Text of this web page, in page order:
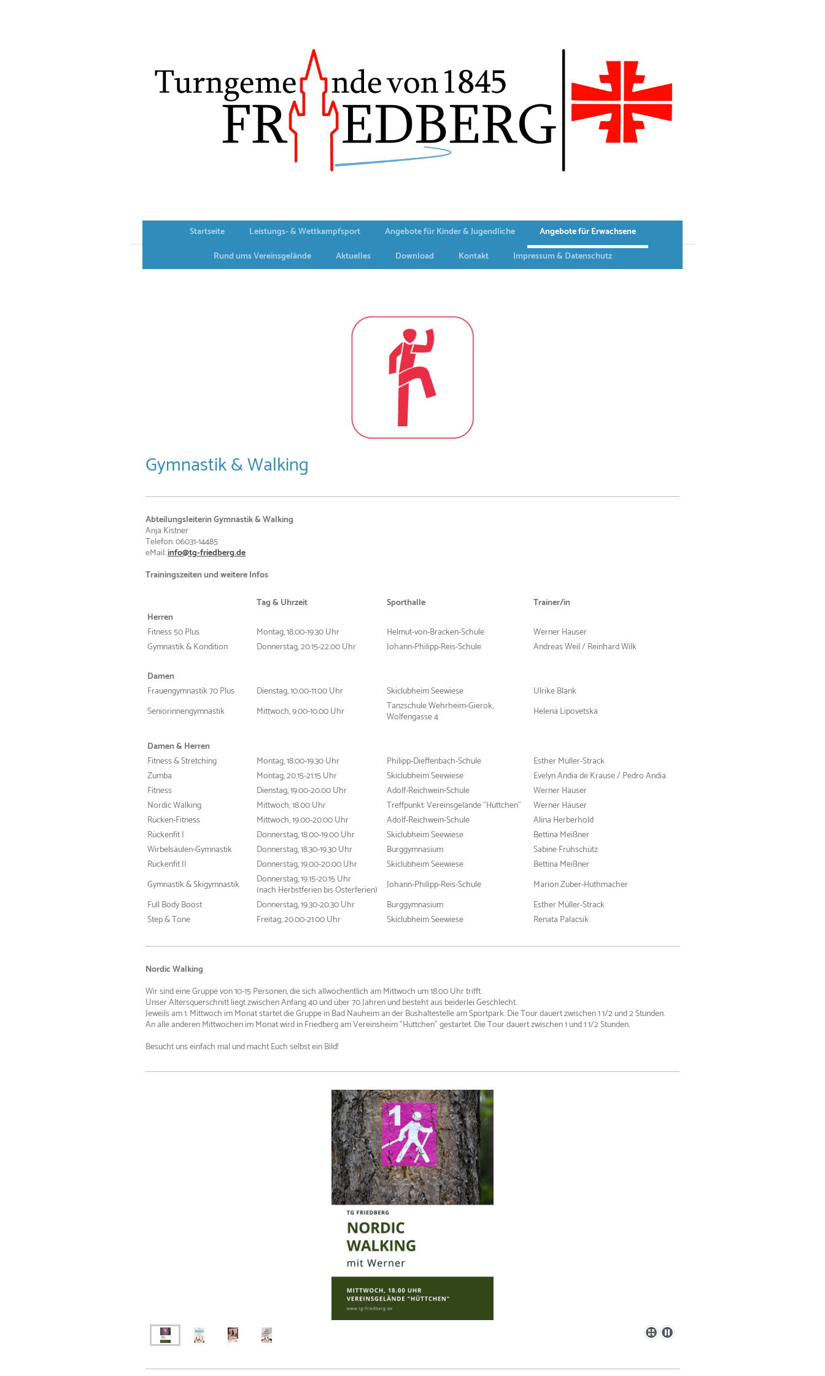
Startseite Leistungs- & Wettkampfsport Angebote für Kinder & Jugendliche
Angebote für Erwachsene
Rund ums Vereinsgelände
Aktuelles Download Kontakt Impressum & Datenschutz
Gymnastik & Walking
Abteilungsleiterin Gymnastik & Walking
Anja Kistner
Telefon: 06031-14485
eMail:info@tg-friedberg.de
Trainingszeiten und weitere Infos
Tag & Uhrzeit
Sporthalle
Trainer/in
Herren
Fitness 50 Plus
Montag, 18.00-19.30 Uhr Helmut-von-Bracken-Schule
Werner Häuser
Gymnastik & Kondition
Donnerstag, 20.15-22.00 Uhr Johann-Philipp-Reis-Schule Andreas Weil / Reinhard Wilk
Damen
Frauengymnastik 70 Plus
Dienstag, 10.00-11.00 Uhr Skiclubheim Seewiese
Ulrike Blank
Seniorinnengymnastik
Mittwoch, 9.00-10.00 Uhr Tanzschule Wehrheim-Gierok,
Wolfengasse 4 Helena Lipovetska
Damen & Herren
Fitness & Stretching
Montag, 18.00-19.30 Uhr Philipp-Dieffenbach-Schule
Esther Müller-Strack
Zumba
Montag, 20.15-21.15 Uhr Skiclubheim Seewiese
Evelyn Andia de Krause / Pedro Andia
Fitness
Dienstag, 19.00-20.00 Uhr Adolf-Reichwein-Schule
Werner Häuser
Nordic Walking
Mittwoch, 18.00 Uhr Treffpunkt: Vereinsgelände "Hüttchen"
Werner Häuser
Rücken-Fitness
Mittwoch, 19.00-20.00 Uhr Adolf-Reichwein-Schule
Alina Herberhold
Rückenfit I
Donnerstag, 18.00-19.00 Uhr Skiclubheim Seewiese
Bettina Meißner
Wirbelsäulen-Gymnastik
Donnerstag, 18.30-19.30 Uhr Burggymnasium
Sabine Frühschütz
Rückenfit II
Donnerstag, 19.00-20.00 Uhr Skiclubheim Seewiese
Bettina Meißner
Gymnastik & Skigymnastik
Donnerstag, 19.15-20.15 Uhr
(nach Herbstferien bis Osterferien) Johann-Philipp-Reis-Schule
Marion Zuber-Huthmacher
Full Body Boost
Donnerstag, 19.30-20.30 Uhr Burggymnasium
Esther Müller-Strack
Step & Tone
Freitag, 20.00-21.00 Uhr Skiclubheim Seewiese Renata Palacsik
Nordic Walking
Wir sind eine Gruppe von 10-15 Personen, die sich allwöchentlich am Mittwoch um 18.00 Uhr trifft.
Unser Altersquerschnitt liegt zwischen Anfang 40 und über 70 Jahren und besteht aus beiderlei Geschlecht.
Jeweils am 1. Mittwoch im Monat startet die Gruppe in Bad Nauheim an der Bushaltestelle am Sportpark.Die Tour dauert zwischen 1 1/2 und 2 Stunden.
An alle anderen Mittwochen im Monat wird in Friedberg am Vereinsheim "Hüttchen" gestartet. Die Tour dauert zwischen 1 und 1 1/2 Stunden.
Besucht uns einfach mal und macht Euch selbst ein Bild!